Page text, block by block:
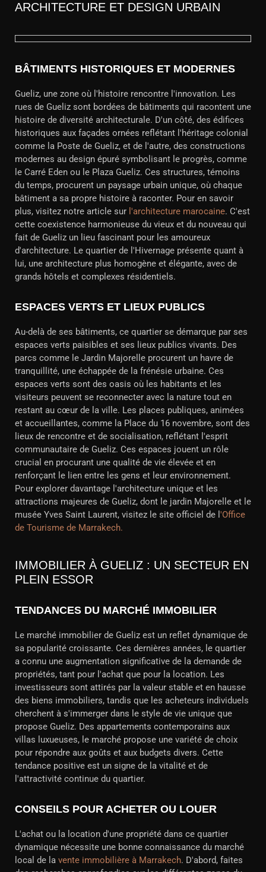
ARCHITECTURE ET DESIGN URBAIN
BÂTIMENTS HISTORIQUES ET MODERNES
Gueliz, une zone où l'histoire rencontre l'innovation. Les
rues de Gueliz sont bordées de bâtiments qui racontent une
histoire de diversité architecturale. D'un côté, des édifices
historiques aux façades ornées reflétant l'héritage colonial
comme la Poste de Gueliz, et de l'autre, des constructions
modernes au design épuré symbolisant le progrès, comme
le Carré Eden ou le Plaza Gueliz. Ces structures, témoins
du temps, procurent un paysage urbain unique, où chaque
bâtiment a sa propre histoire à raconter. Pour en savoir
plus, visitez notre article sur l'architecture marocaine. C'est
cette coexistence harmonieuse du vieux et du nouveau qui
fait de Gueliz un lieu fascinant pour les amoureux
d'architecture. Le quartier de l'Hivernage présente quant à
lui, une architecture plus homogène et élégante, avec de
grands hôtels et complexes résidentiels.
ESPACES VERTS ET LIEUX PUBLICS
Au-delà de ses bâtiments, ce quartier se démarque par ses
espaces verts paisibles et ses lieux publics vivants. Des
parcs comme le Jardin Majorelle procurent un havre de
tranquillité, une échappée de la frénésie urbaine. Ces
espaces verts sont des oasis où les habitants et les
visiteurs peuvent se reconnecter avec la nature tout en
restant au cœur de la ville. Les places publiques, animées
et accueillantes, comme la Place du 16 novembre, sont des
lieux de rencontre et de socialisation, reflétant l'esprit
communautaire de Gueliz. Ces espaces jouent un rôle
crucial en procurant une qualité de vie élevée et en
renforçant le lien entre les gens et leur environnement.
Pour explorer davantage l'architecture unique et les
attractions majeures de Gueliz, dont le jardin Majorelle et le
musée Yves Saint Laurent, visitez le site officiel de l 'Office
de Tourisme de Marrakech.
IMMOBILIER À GUELIZ : UN SECTEUR EN
PLEIN ESSOR
TENDANCES DU MARCHÉ IMMOBILIER
Le marché immobilier de Gueliz est un reflet dynamique de
sa popularité croissante. Ces dernières années, le quartier
a connu une augmentation significative de la demande de
propriétés, tant pour l'achat que pour la location. Les
investisseurs sont attirés par la valeur stable et en hausse
des biens immobiliers, tandis que les acheteurs individuels
cherchent à s'immerger dans le style de vie unique que
propose Gueliz. Des appartements contemporains aux
villas luxueuses, le marché propose une variété de choix
pour répondre aux goûts et aux budgets divers. Cette
tendance positive est un signe de la vitalité et de
l'attractivité continue du quartier.
CONSEILS POUR ACHETER OU LOUER
L'achat ou la location d'une propriété dans ce quartier
dynamique nécessite une bonne connaissance du marché
local de la vente immobilière à Marrakech. D'abord, faites